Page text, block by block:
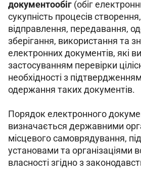
документообіг (обіг
сукупність процесів
відправлення, передавання,
зберігання, використання та
електронних документів, які
застосуванням перевірки
необхідності з
одержання таких документів.
Порядок електронного
визначається державними
місцевого самоврядування,
установами та організаціями
власності згідно з